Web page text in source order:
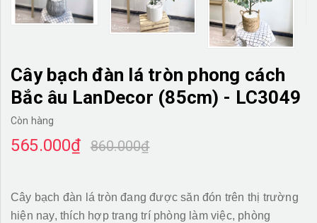
Cây bạch đàn lá tròn phong cách
Bắc âu LanDecor (85cm) - LC3049
Còn hàng
565.000₫ 860.000₫
Cây bạch đàn lá tròn đang được săn đón trên thị trường
hiện nay, thích hợp trang trí phòng làm việc, phòng